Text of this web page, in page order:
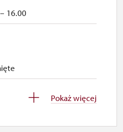
16.00
Pokaż więcej